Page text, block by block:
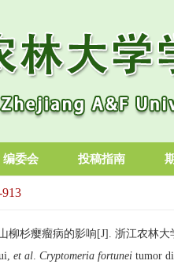
编委会 投稿指南
杉瘿瘤病的影响[J]. 浙江农林大
et al. Cryptomeria fortunei tumor